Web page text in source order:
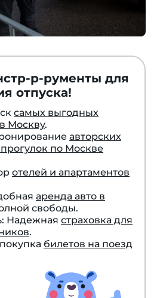
р-рументы для
отпуска!
самых выгодных
Москву.
авторских
по Москве
отелей и апартаментов
аренда авто в
свободы.
Надежная страховка для
.
билетов на поезд